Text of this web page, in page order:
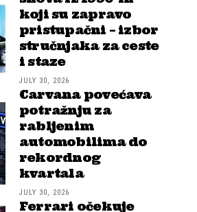
koji su zapravo
pristupačni – izbor
stručnjaka za ceste
i staze
JULY 30, 2026
Carvana povećava
potražnju za
rabljenim
automobilima do
rekordnog
kvartala
JULY 30, 2026
Ferrari očekuje